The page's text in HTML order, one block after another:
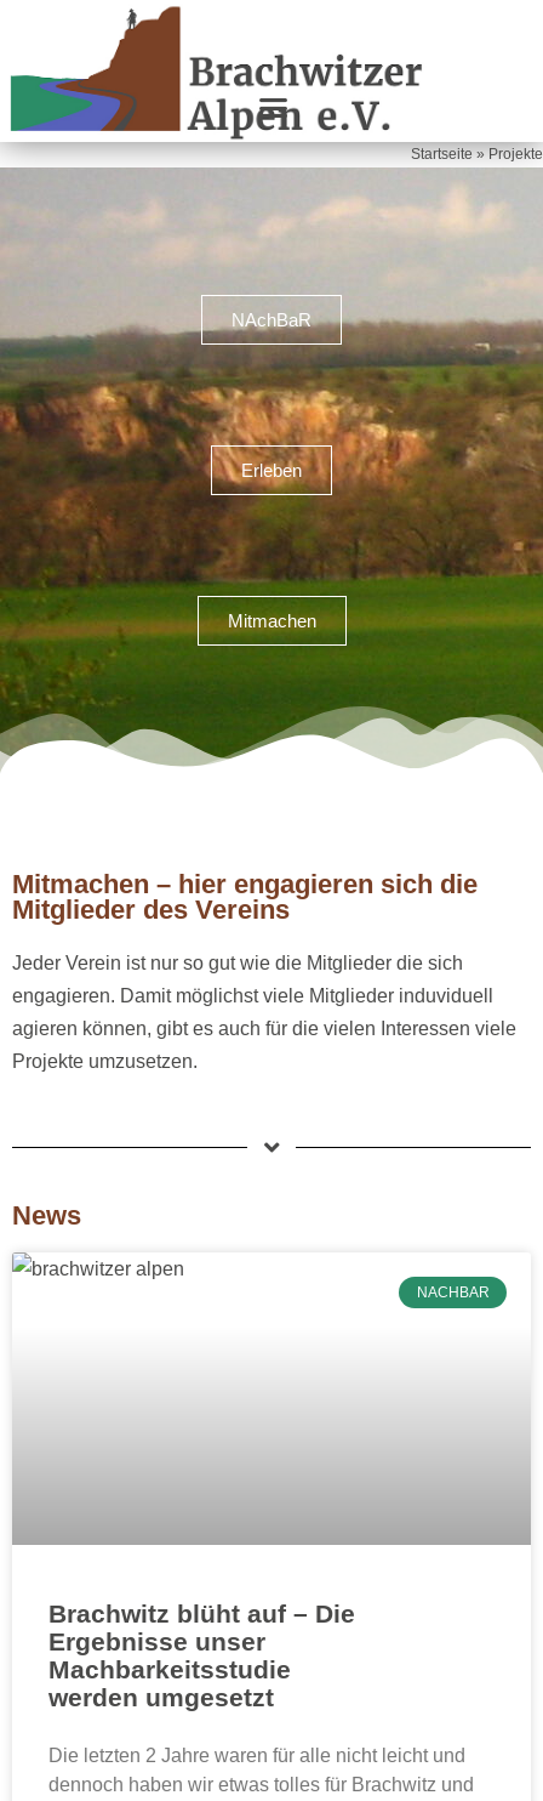
Startseite»Projekte
NAchBaR
Erleben
Mitmachen
Mitmachen – hier engagieren sich die
Mitglieder des Vereins
Jeder Verein ist nur so gut wie die Mitglieder die sich
engagieren. Damit möglichst viele Mitglieder induviduell
agieren können, gibt es auch für die vielen Interessen viele
Projekte umzusetzen.
News
NACHBAR
Brachwitz blüht auf – Die
Ergebnisse unser
Machbarkeitsstudie
werden umgesetzt
Die letzten 2 Jahre waren für alle nicht leicht und
dennoch haben wir etwas tolles für Brachwitz und